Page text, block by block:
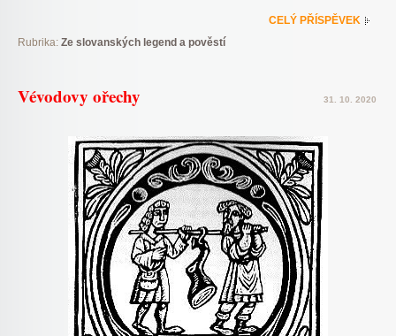
CELÝ PŘÍSPĚVEK
Rubrika: Ze slovanských legend a pověstí
Vévodovy ořechy 31. 10. 2020